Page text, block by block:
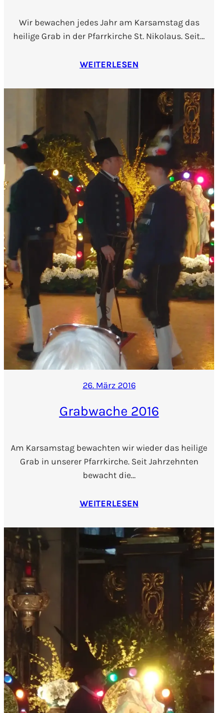
Wir bewachen jedes Jahr am Karsamstag das
heilige Grab in der Pfarrkirche St. Nikolaus. Seit…
WEITERLESEN
26. März 2016
Grabwache 2016
Am Karsamstag bewachten wir wieder das heilige
Grab in unserer Pfarrkirche. Seit Jahrzehnten
bewacht die…
WEITERLESEN